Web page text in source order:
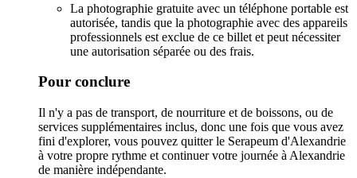
La photographie gratuite avec un téléphone portable est
autorisée, tandis que la photographie avec des appareils
professionnels est exclue de ce billet et peut nécessiter
une autorisation séparée ou des frais.
Pour conclure
Il n'y a pas de transport, de nourriture et de boissons, ou de
services supplémentaires inclus, donc une fois que vous avez
fini d'explorer, vous pouvez quitter le Serapeum d'Alexandrie
à votre propre rythme et continuer votre journée à Alexandrie
de manière indépendante.